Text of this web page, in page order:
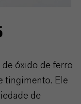
óxido de ferro
tingimento. Ele
de